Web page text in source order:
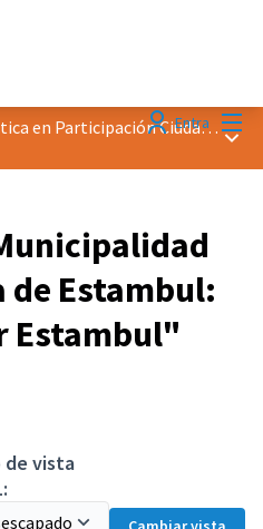
EntraDistinción &quot;Buena Práctica en Participación Ciudadana&quot; 2025
Estambul:
Estambul"
de vista